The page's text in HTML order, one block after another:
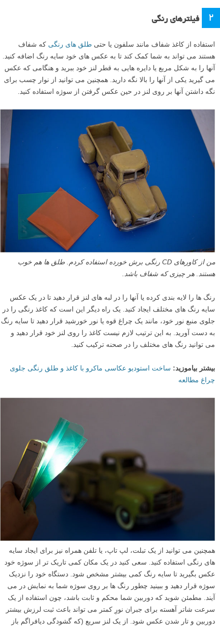
۲ فیلترهای رنگی
استفاده از کاغذ شفاف مانند سلفون یا حتی طلق های رنگی که شفاف
هستند می تواند به شما کمک کند تا به عکس های خود سایه رنگ اضافه کنید.
آنها را به شکل مربع یا دایره هایی به قطر لنز خود ببرید و هنگامی که عکس
می گیرید یکی از آنها را بالا نگه دارید. همچنین می توانید از نوار چسب برای
نگه داشتن آنها بر روی لنز در حین عکس گرفتن از سوژه استفاده کنید.
من از کاورهای CD رنگی برش خورده استفاده کردم. طلق ها هم خوب
هستند. هر چیزی که شفاف باشد.
رنگ ها را لایه بندی کرده یا آنها را در لبه های لنز قرار دهید تا در یک عکس
سایه رنگ های مختلف ایجاد کنید. یک راه دیگر این است که کاغذ رنگی را در
جلوی منبع نور خود، مانند یک چراغ قوه یا نور خورشید قرار دهید تا سایه رنگ
به دست آورید. به این ترتیب لازم نیست کاغذ را روی لنز خود قرار دهید و
می توانید رنگ های مختلف را در صحنه ترکیب کنید.
بیشتر بیاموزید: ساخت استودیو عکاسی ماکرو با کاغذ و طلق رنگی جلوی
چراغ مطالعه
همچنین می توانید از یک تبلت، لپ تاپ، یا تلفن همراه نیز برای ایجاد سایه
های رنگی استفاده کنید. سعی کنید در یک مکان کمی تاریک تر از سوژه خود
عکس بگیرید تا سایه رنگ کمی بیشتر مشخص شود. دستگاه خود را نزدیک
سوژه قرار دهید و ببینید چطور رنگ ها بر روی سوژه شما به نمایش در می
آیند. مطمئن شوید که دوربین شما محکم و ثابت باشد، چون استفاده از یک
سرعت شاتر آهسته برای جبران نورِ کمتر می تواند باعث ثبت لرزش بیشتر
دوربین و تار شدن عکس شود. از یک لنز سریع (که گشودگی دیافراگم باز